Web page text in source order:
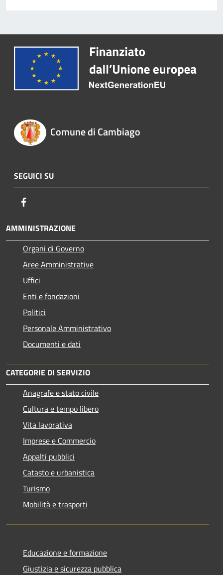
Comune di Cambiago
SEGUICI SU
AMMINISTRAZIONE
Organi di Governo
Aree Amministrative
Uffici
Enti e fondazioni
Politici
Personale Amministrativo
Documenti e dati
CATEGORIE DI SERVIZIO
Anagrafe e stato civile
Cultura e tempo libero
Vita lavorativa
Imprese e Commercio
Appalti pubblici
Catasto e urbanistica
Turismo
Mobilità e trasporti
Educazione e formazione
Giustizia e sicurezza pubblica